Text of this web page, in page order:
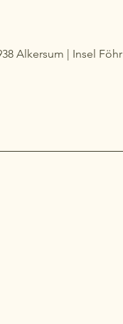
Alkersum | Insel Föhr